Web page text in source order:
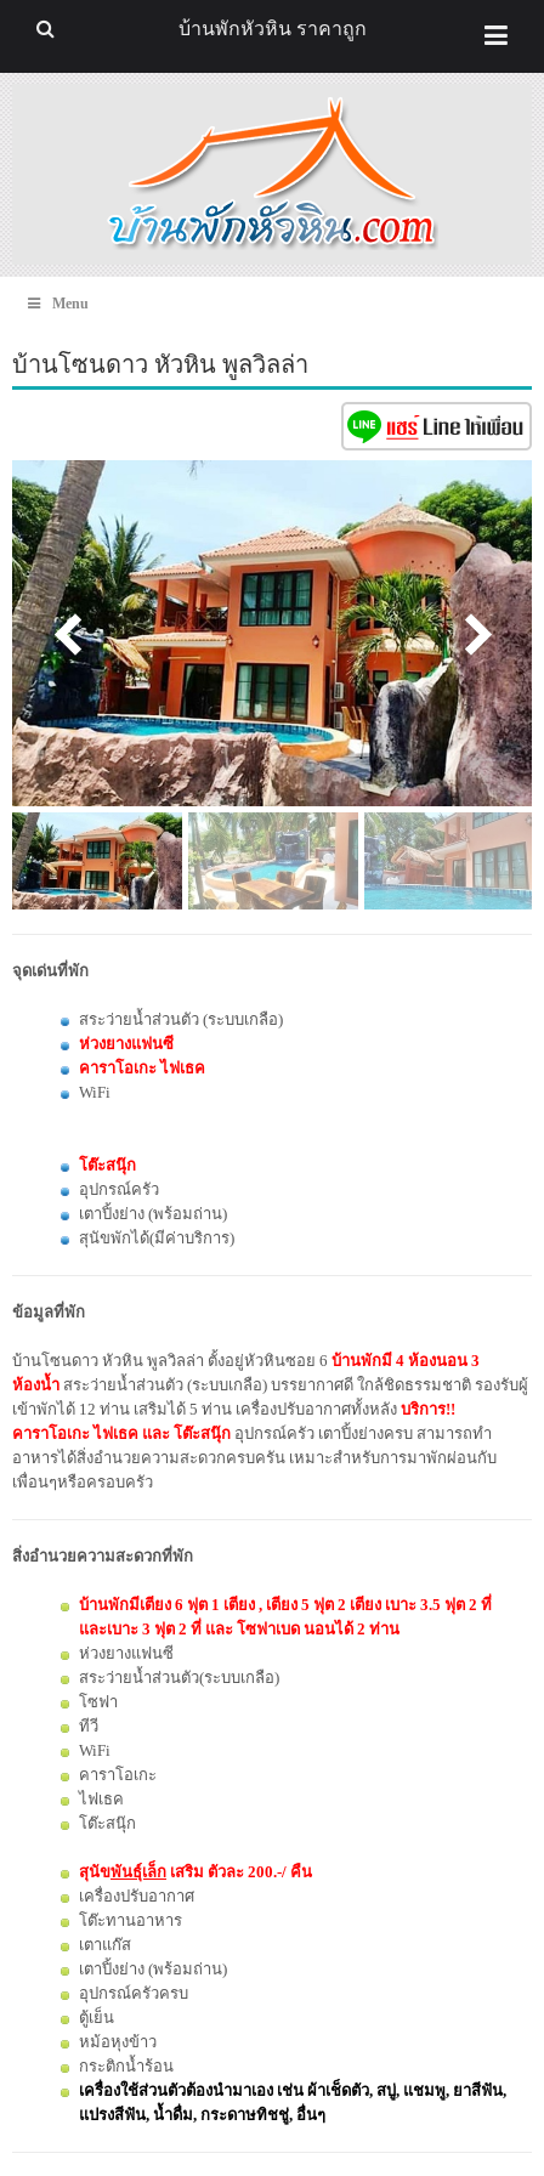
Menu
บ้านโซนดาว หัวหิน พูลวิลล่า
จุดเด่นที่พัก
สระว่ายน้ำส่วนตัว (ระบบเกลือ)
ห่วงยางแฟนซี
คาราโอเกะไฟเธค
WiFi
โต๊ะสนุ๊ก
อุปกรณ์ครัว
เตาปิ้งย่าง (พร้อมถ่าน)
สุนัขพักได้(มีค่าบริการ)
ข้อมูลที่พัก
บ้านโซนดาว หัวหิน พูลวิลล่า ตั้งอยู่หัวหินซอย 6 บ้านพักมี 4 ห้องนอน 3
ห้องน้ำ สระว่ายน้ำส่วนตัว (ระบบเกลือ) บรรยากาศดี ใกล้ชิดธรรมชาติ รองรับผู้
เข้าพักได้ 12 ท่าน เสริมได้ 5 ท่าน เครื่องปรับอากาศทั้งหลัง บริการ!!
คาราโอเกะ ไฟเธค และ โต๊ะสนุ๊ก อุปกรณ์ครัว เตาปิ้งย่างครบ สามารถทำ
อาหารได้สิ่งอำนวยความสะดวกครบครัน เหมาะสำหรับการมาพักผ่อนกับ
เพื่อนๆหรือครอบครัว
สิ่งอำนวยความสะดวกที่พัก
บ้านพักมีเตียง 6 ฟุต 1 เตียง , เตียง 5 ฟุต 2 เตียง เบาะ 3.5 ฟุต 2 ที่
และเบาะ 3 ฟุต 2 ที่ และ โซฟาเบด นอนได้ 2 ท่าน
ห่วงยางแฟนซี
สระว่ายน้ำส่วนตัว(ระบบเกลือ)
โซฟา
ทีวี
WiFi
คาราโอเกะ
ไฟเธค
โต๊ะสนุ๊ก
สุนัขพันธุ์เล็ก เสริม ตัวละ 200.-/ คืน
เครื่องปรับอากาศ
โต๊ะทานอาหาร
เตาแก๊ส
เตาปิ้งย่าง (พร้อมถ่าน)
อุปกรณ์ครัวครบ
ตู้เย็น
หม้อหุงข้าว
กระติกน้ำร้อน
เครื่องใช้ส่วนตัวต้องนำมาเอง เช่น ผ้าเช็ดตัว, สบู่, แชมพู, ยาสีฟัน,
แปรงสีฟัน, น้ำดื่ม, กระดาษทิชชู่, อื่นๆ
บ้านพักหัวหิน ราคาถูก